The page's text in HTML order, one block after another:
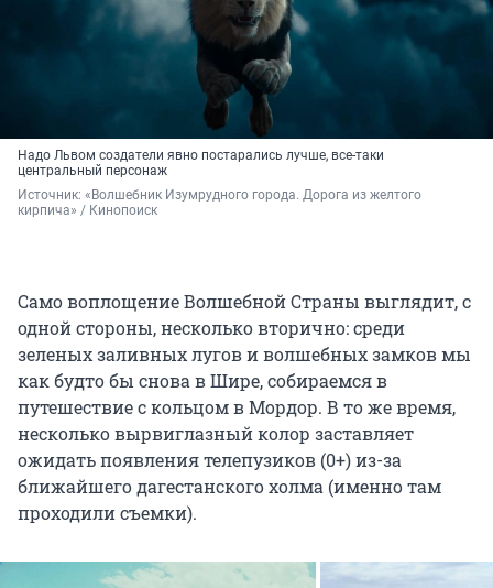
Надо Львом создатели явно постарались лучше, все-таки
центральный персонаж
Источник: «Волшебник Изумрудного города. Дорога из желтого
кирпича» / Кинопоиск
Само воплощение Волшебной Страны выглядит, с
одной стороны, несколько вторично: среди
зеленых заливных лугов и волшебных замков мы
как будто бы снова в Шире, собираемся в
путешествие с кольцом в Мордор. В то же время,
несколько вырвиглазный колор заставляет
ожидать появления телепузиков (0+) из-за
ближайшего дагестанского холма (именно там
проходили съемки).